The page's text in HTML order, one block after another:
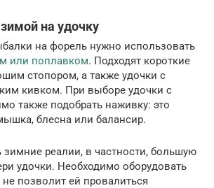
на удочку
на форель нужно использовать
или поплавком. Подходят короткие
стопором, а также удочки с
кивком. При выборе удочки с
также подобрать наживку: это
блесна или балансир.
зимние реалии, в частности, большую
удочки. Необходимо оборудовать
позволит ей провалиться